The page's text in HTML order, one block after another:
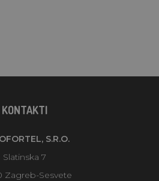
KONTAKTI
S.R.O.
Slatinska 7
Zagreb-Sesvete